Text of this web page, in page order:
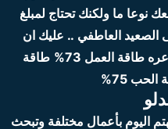
نوعا ما ولكنك تحتاج لمبلغ
الصعيد العاطفي .. عليك ان
طاقة العمل 73%
طاقة
75%
اليوم بأعمال مختلفة وتبحث